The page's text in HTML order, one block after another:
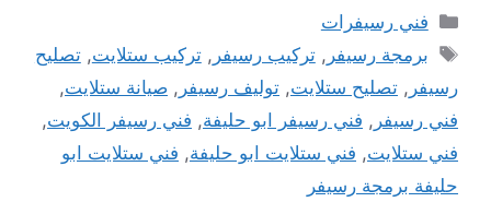
التصنيفات
فني رسيفرات
الوسوم
برمجة رسيفر ,تركيب رسيفر ,تركيب ستلايت,تصليح
رسيفر , تصليح ستلايت, توليف رسيفر , صيانة ستلايت,
فني رسيفر , فني رسيفر ابو حليفة, فني رسيفر الكويت,
فني ستلايت, فني ستلايت ابو حليفة, فني ستلايت ابو
حليفة برمجة رسيفر